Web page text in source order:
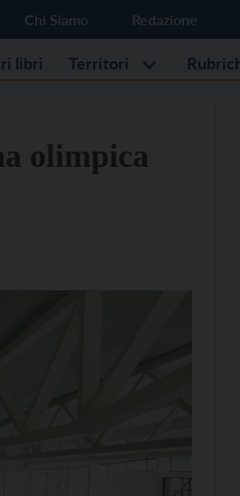
Chi Siamo Redazione
libri Territori
olimpica